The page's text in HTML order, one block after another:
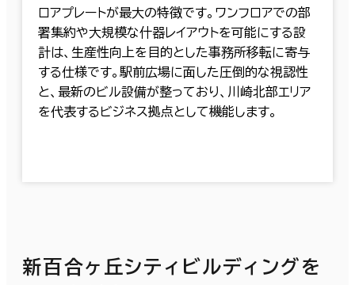
ロアプレートが最大の特徴です。ワンフロアでの部
署集約や大規模な什器レイアウトを可能にする設
計は、生産性向上を目的とした事務所移転に寄与
する仕様です。駅前広場に面した圧倒的な視認性
と、最新のビル設備が整っており、川崎北部エリア
を代表するビジネス拠点として機能します。
新百合ヶ丘シティビルディングを